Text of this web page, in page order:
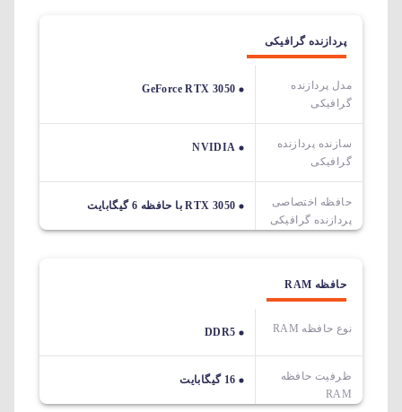
پردازنده گرافیکی
مدل پردازنده
گرافیکی
GeForce RTX 3050
سازنده پردازنده
گرافیکی
NVIDIA
حافظه اختصاصی
پردازنده گرافیکی
RTX 3050 با حافظه 6 گیگابایت
حافظه RAM
نوع حافظه RAM DDR5
ظرفیت حافظه
RAM
16 گیگابایت